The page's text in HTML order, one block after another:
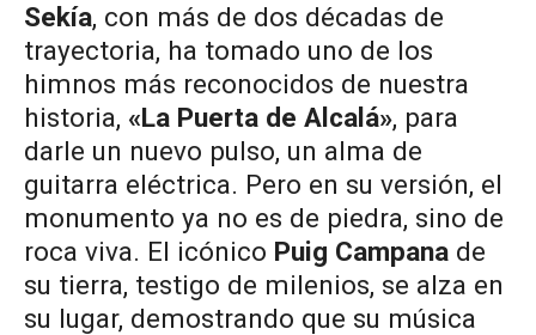
Sekía, con más de dos décadas de
trayectoria, ha tomado uno de los
himnos más reconocidos de nuestra
historia, «La Puerta de Alcalá», para
darle un nuevo pulso, un alma de
guitarra eléctrica. Pero en su versión, el
monumento ya no es de piedra, sino de
roca viva. El icónico Puig Campana de
su tierra, testigo de milenios, se alza en
su lugar, demostrando que su música